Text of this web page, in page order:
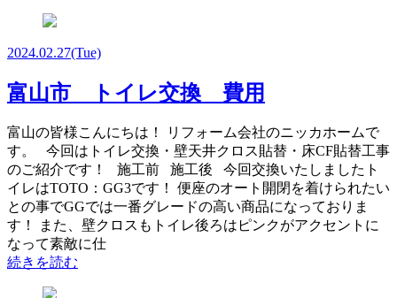
2024.02.27(Tue)
富山市 トイレ交換 費用
富山の皆様こんにちは！ リフォーム会社のニッカホームで
す。 今回はトイレ交換・壁天井クロス貼替・床CF貼替工事
のご紹介です！ 施工前 施工後 今回交換いたしましたト
イレはTOTO：GG3です！ 便座のオート開閉を着けられたい
との事でGGでは一番グレードの高い商品になっておりま
す！ また、壁クロスもトイレ後ろはピンクがアクセントに
なって素敵に仕
続きを読む